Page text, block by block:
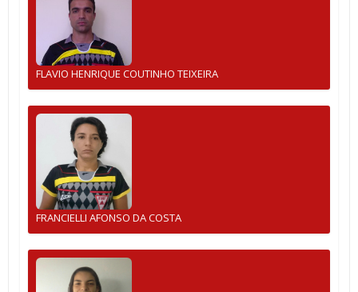
FLAVIO HENRIQUE COUTINHO TEIXEIRA
FRANCIELLI AFONSO DA COSTA